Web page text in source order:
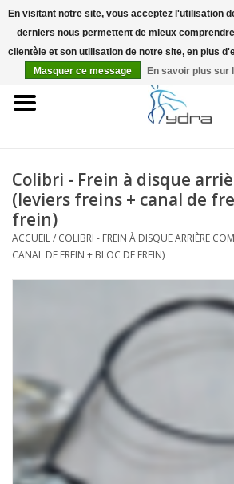
EUR
Accueil
Infos
Accessoires
Colibri - Frein à disque
(leviers freins + canal de
frein)
ACCUEIL/ COLIBRI - FREIN À DISQUE ARRIÈRE
CANAL DE FREIN + BLOC DE FREIN)
En visitant notre site, vous acceptez l'utilisation
derniers nous permettent de mieux
clientèle et son utilisation de notre site, en plus
Masquer ce message
En savoir plus sur